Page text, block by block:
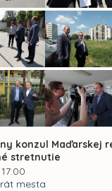
konzul Maďarskej
stretnutie
mesta